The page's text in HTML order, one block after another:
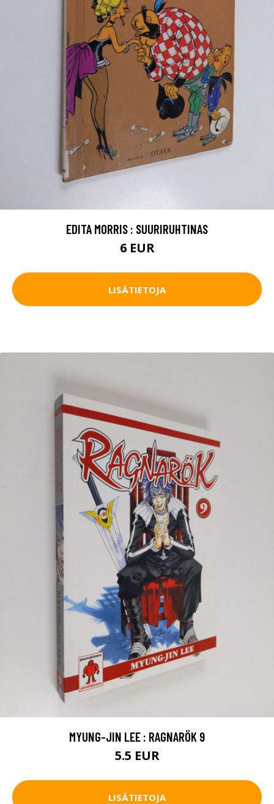
EDITA MORRIS : SUURIRUHTINAS
6 EUR
LISÄTIETOJA
MYUNG-JIN LEE : RAGNARÖK 9
5.5 EUR
LISÄTIETOJA